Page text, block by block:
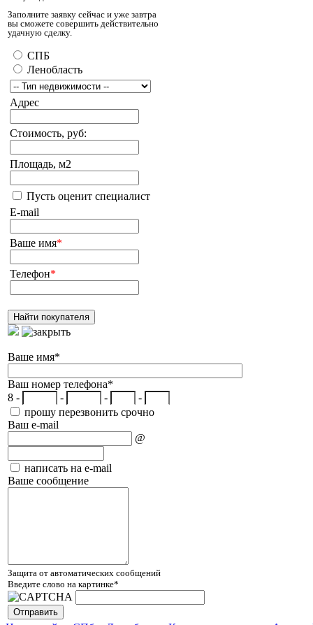
Заполните заявку сейчас и уже завтра
вы сможете совершить действительно
удачную сделку.
СПБ
Ленобласть
Адрес
Стоимость, руб:
Площадь, м2
Пусть оценит специалист
E-mail
Ваше имя*
Телефон*
Ваше имя*
Ваш номер телефона*
8 -
- -
-
прошу перезвонить срочно
Ваш e-mail
@
написать на e-mail
Ваше сообщение
Защита от автоматических сообщений
Введите слово на картинке*